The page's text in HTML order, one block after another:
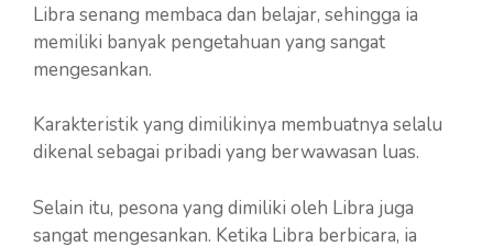
Libra senang membaca dan belajar, sehingga ia
memiliki banyak pengetahuan yang sangat
mengesankan.
Karakteristik yang dimilikinya membuatnya selalu
dikenal sebagai pribadi yang berwawasan luas.
Selain itu, pesona yang dimiliki oleh Libra juga
sangat mengesankan. Ketika Libra berbicara, ia